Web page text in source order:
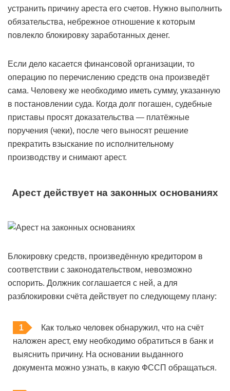
устранить причину ареста его счетов. Нужно выполнить
обязательства, небрежное отношение к которым
повлекло блокировку заработанных денег.
Если дело касается финансовой организации, то
операцию по перечислению средств она произведёт
сама. Человеку же необходимо иметь сумму, указанную
в постановлении суда. Когда долг погашен, судебные
приставы просят доказательства — платёжные
поручения (чеки), после чего выносят решение
прекратить взыскание по исполнительному
производству и снимают арест.
Арест действует на законных основаниях
Блокировку средств, произведённую кредитором в
соответствии с законодательством, невозможно
оспорить. Должник соглашается с ней, а для
разблокировки счёта действует по следующему плану:
Как только человек обнаружил, что на счёт
наложен арест, ему необходимо обратиться в банк и
выяснить причину. На основании выданного
документа можно узнать, в какую ФССП обращаться.